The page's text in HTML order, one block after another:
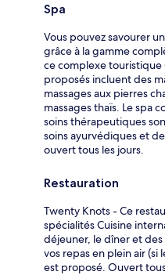
Spa
Vous pouvez savourer
grâce à la gamme
ce complexe touristique
proposés incluent des
massages aux pierres
massages thaïs. Le spa
soins thérapeutiques
soins ayurvédiques et
ouvert tous les jours.
Restauration
Twenty Knots - Ce
spécialités Cuisine
déjeuner, le dîner et
vos repas en plein air
est proposé. Ouvert